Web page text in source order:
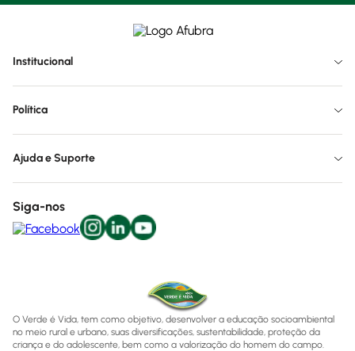
Institucional
Política
Ajuda e Suporte
Siga-nos
O Verde é Vida, tem como objetivo, desenvolver a educação socioambiental
no meio rural e urbano, suas diversificações, sustentabilidade, proteção da
criança e do adolescente, bem como a valorização do homem do campo.